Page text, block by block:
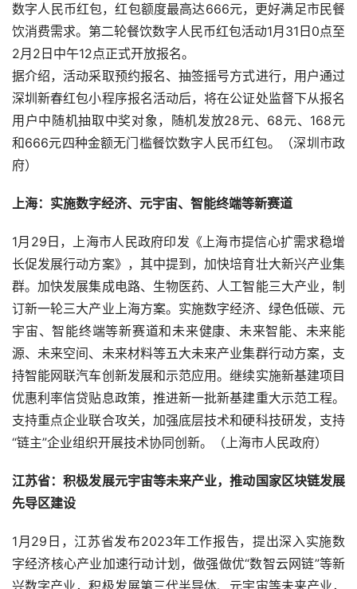
数字人民币红包，红包额度最高达666元，更好满足市民餐
饮消费需求。第二轮餐饮数字人民币红包活动1月31日0点至
2月2日中午12点正式开放报名。
据介绍，活动采取预约报名、抽签摇号方式进行，用户通过
深圳新春红包小程序报名活动后，将在公证处监督下从报名
用户中随机抽取中奖对象，随机发放28元、68元、168元
和666元四种金额无门槛餐饮数字人民币红包。（深圳市政
府）
上海：实施数字经济、元宇宙、智能终端等新赛道
1月29日，上海市人民政府印发《上海市提信心扩需求稳增
长促发展行动方案》，其中提到，加快培育壮大新兴产业集
群。加快发展集成电路、生物医药、人工智能三大产业，制
订新一轮三大产业上海方案。实施数字经济、绿色低碳、元
宇宙、智能终端等新赛道和未来健康、未来智能、未来能
源、未来空间、未来材料等五大未来产业集群行动方案，支
持智能网联汽车创新发展和示范应用。继续实施新基建项目
优惠利率信贷贴息政策，推进新一批新基建重大示范工程。
支持重点企业联合攻关，加强底层技术和硬科技研发，支持
“链主”企业组织开展技术协同创新。（上海市人民政府）
江苏省：积极发展元宇宙等未来产业，推动国家区块链发展
先导区建设
1月29日，江苏省发布2023年工作报告，提出深入实施数
字经济核心产业加速行动计划，做强做优“数智云网链”等新